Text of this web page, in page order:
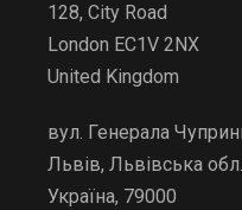
128, City Road
London EC1V 2NX
United Kingdom
вул. Генерала
Львів, Львівська
Україна, 79000